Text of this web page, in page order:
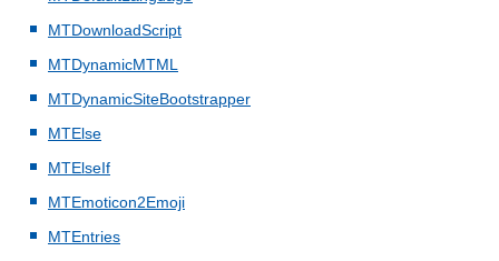
MTDownloadScript
MTDynamicMTML
MTDynamicSiteBootstrapper
MTElse
MTElseIf
MTEmoticon2Emoji
MTEntries